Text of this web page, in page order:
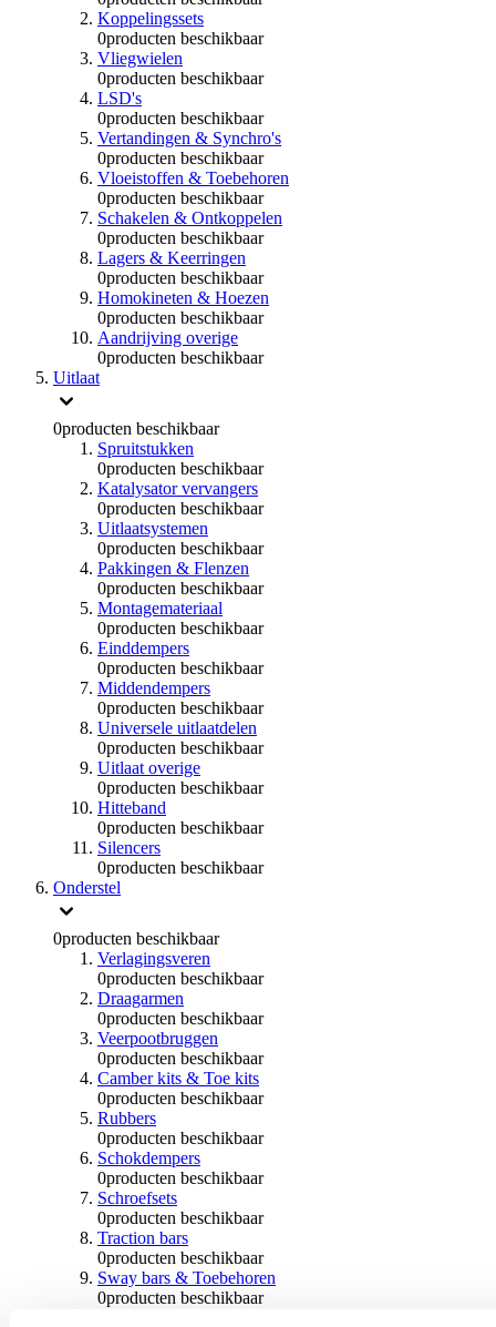
Koppelingssets
0producten beschikbaar
Vliegwielen
0producten beschikbaar
LSD's
0producten beschikbaar
Vertandingen & Synchro's
0producten beschikbaar
Vloeistoffen & Toebehoren
0producten beschikbaar
Schakelen & Ontkoppelen
0producten beschikbaar
Lagers & Keerringen
0producten beschikbaar
Homokineten & Hoezen
0producten beschikbaar
Aandrijving overige
0producten beschikbaar
Uitlaat
0producten beschikbaar
Spruitstukken
0producten beschikbaar
Katalysator vervangers
0producten beschikbaar
Uitlaatsystemen
0producten beschikbaar
Pakkingen & Flenzen
0producten beschikbaar
Montagemateriaal
0producten beschikbaar
Einddempers
0producten beschikbaar
Middendempers
0producten beschikbaar
Universele uitlaatdelen
0producten beschikbaar
Uitlaat overige
0producten beschikbaar
Hitteband
0producten beschikbaar
Silencers
0producten beschikbaar
Onderstel
0producten beschikbaar
Verlagingsveren
0producten beschikbaar
Draagarmen
0producten beschikbaar
Veerpootbruggen
0producten beschikbaar
Camber kits & Toe kits
0producten beschikbaar
Rubbers
0producten beschikbaar
Schokdempers
0producten beschikbaar
Schroefsets
0producten beschikbaar
Traction bars
0producten beschikbaar
Sway bars & Toebehoren
0producten beschikbaar